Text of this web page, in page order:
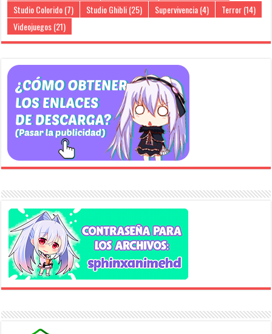
Studio Colorido(7) Studio Ghibli(25) Supervivencia(4) Terror(14)
Videojuegos(21)